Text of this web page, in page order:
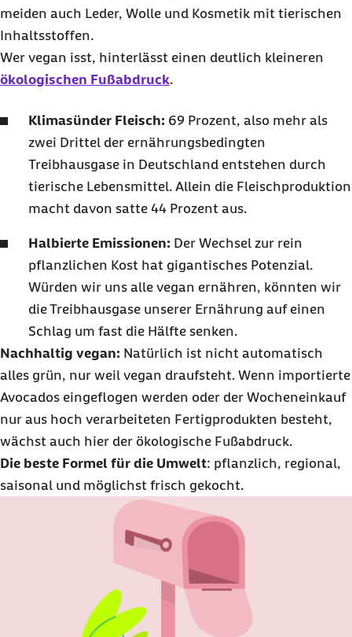
meiden auch Leder, Wolle und Kosmetik mit tierischen
Inhaltsstoffen.
Wer vegan isst, hinterlässt einen deutlich kleineren
ökologischen Fußabdruck.
Klimasünder Fleisch: 69 Prozent, also mehr als
zwei Drittel der ernährungsbedingten
Treibhausgase in Deutschland entstehen durch
tierische Lebensmittel. Allein die Fleischproduktion
macht davon satte 44 Prozent aus.
Halbierte Emissionen: Der Wechsel zur rein
pflanzlichen Kost hat gigantisches Potenzial.
Würden wir uns alle vegan ernähren, könnten wir
die Treibhausgase unserer Ernährung auf einen
Schlag um fast die Hälfte senken.
Nachhaltig vegan: Natürlich ist nicht automatisch
alles grün, nur weil vegan draufsteht. Wenn importierte
Avocados eingeflogen werden oder der Wocheneinkauf
nur aus hoch verarbeiteten Fertigprodukten besteht,
wächst auch hier der ökologische Fußabdruck.
Die beste Formel für die Umwelt: pflanzlich, regional,
saisonal und möglichst frisch gekocht.